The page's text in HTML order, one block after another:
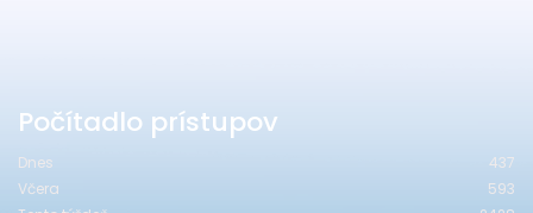
Počítadlo prístupov
Dnes
437
Včera
593